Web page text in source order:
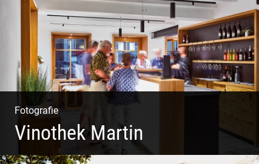
Fotografie
Vinothek Martin